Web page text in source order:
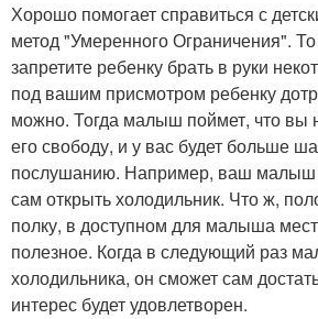
Хорошо помогает справиться с
метод "Умеренного Ограничения".
запретите ребенку брать в руки
под вашим присмотром ребенку
можно. Тогда малыш поймет, что вы
его свободу, и у вас будет больше
послушанию. Например, ваш малыш
сам открыть холодильник. Что ж,
полку, в доступном для малыша
полезное. Когда в следующий раз
холодильника, он сможет сам
интерес будет удовлетворен.